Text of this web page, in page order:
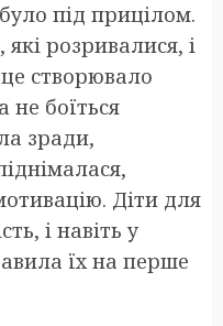
під прицілом.
розривалися, і
створювало
не боїться
зради,
Діти для
і навіть у
їх на перше